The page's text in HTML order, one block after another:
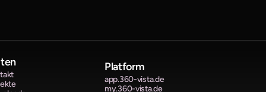
Platform
app.360-vista.de
my.360-vista.de